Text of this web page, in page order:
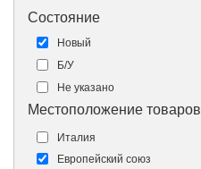
Состояние
Новый
Б/У
Не указано
Местоположение товаров
Италия
Европейский союз